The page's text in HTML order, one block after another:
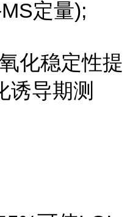
定量);
化稳定性提
诱导期测